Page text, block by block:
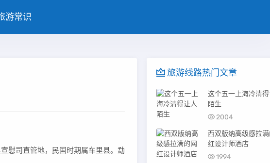
游常识
慰司直管地，民国时期属车里县。勐
旅游线路热门文章
这个五一上海冷清
陌生
2004
西双版纳高级感拉
红设计师酒店
1994